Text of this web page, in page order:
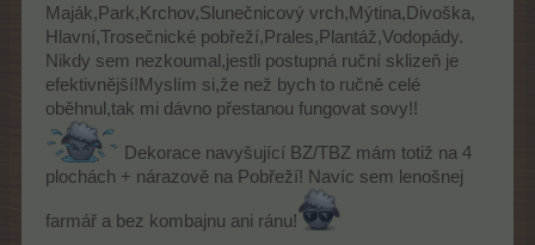
Maják,Park,Krchov,Slunečnicový vrch,Mýtina,Divoška,
Hlavní,Trosečnické pobřeží,Prales,Plantáž,Vodopády.
Nikdy sem nezkoumal,jestli postupná ruční sklizeň je
efektivnější!Myslím si,že než bych to ručně celé
oběhnul,tak mi dávno přestanou fungovat sovy!!
Dekorace navyšující BZ/TBZ mám totiž na 4
plochách + nárazově na Pobřeží! Navíc sem lenošnej
farmář a bez kombajnu ani ránu!